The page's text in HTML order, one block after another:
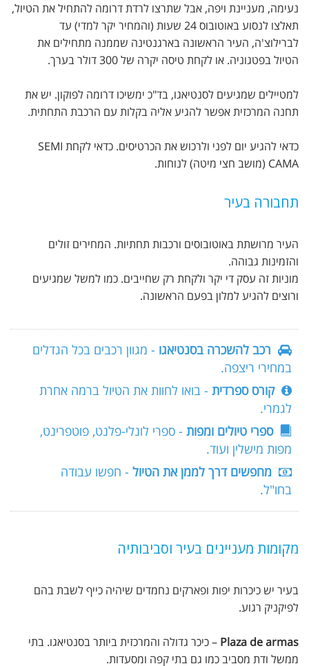
נעימה, מעניינת ויפה, אבל שתרצו לרדת דרומה להתחיל את הטיול,
תאלצו לנסוע באוטובוס 24 שעות (והמחיר יקר למדי) עד
לברילוצ'ה, העיר הראשונה בארגנטינה שממנה מתחילים את
הטיול בפטגוניה. או לקחת טיסה יקרה של 300 דולר בערך.
למטיילים שמגיעים לסנטיאגו, בד"כ ימשיכו דרומה לפוקון. יש את
תחנה המרכזית אפשר להגיע אליה בקלות עם הרכבת התחתית.
כדאי להגיע יום לפני ולרכוש את הכרטיסים. כדאי לקחת SEMI
CAMA (מושב חצי מיטה) לנוחות.
תחבורה בעיר
העיר מרושתת באוטובוסים ורכבות תחתיות. המחירים זולים
והזמינות גבוהה.
מוניות זה עסק די יקר ולקחת רק שחייבים. כמו למשל שמגיעים
ורוצים להגיע למלון בפעם הראשונה.
רכב להשכרה בסנטיאגו - מגוון רכבים בכל הגדלים
במחירי ריצפה.
קורס ספרדית - בואו לחוות את הטיול ברמה אחרת
לגמרי.
ספרי טיולים ומפות - ספרי לונלי-פלנט, פוטפרינט,
מפות מישלין ועוד.
מחפשים דרך לממן את הטיול - חפשו עבודה
בחו"ל.
מקומות מעניינים בעיר וסביבותיה
בעיר יש כיכרות יפות ופארקים נחמדים שיהיה כייף לשבת בהם
לפיקניק רגוע.
Plaza de armas – כיכר גדולה והמרכזית ביותר בסנטיאגו. בתי
ממשל ודת מסביב כמו גם בתי קפה ומסעדות.